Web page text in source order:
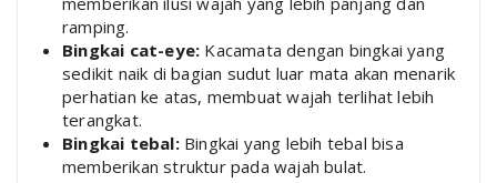
ramping.
Bingkai cat-eye: Kacamata dengan bingkai yang
sedikit naik di bagian sudut luar mata akan menarik
perhatian ke atas, membuat wajah terlihat lebih
terangkat.
Bingkai tebal:Bingkai yang lebih tebal bisa
memberikan struktur pada wajah bulat.